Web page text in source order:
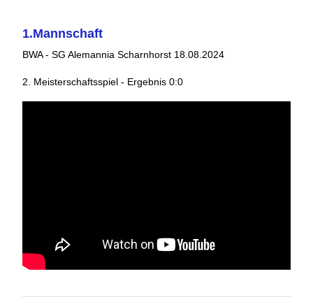
1.Mannschaft
BWA - SG Alemannia Scharnhorst 18.08.2024
2. Meisterschaftsspiel - Ergebnis 0:0